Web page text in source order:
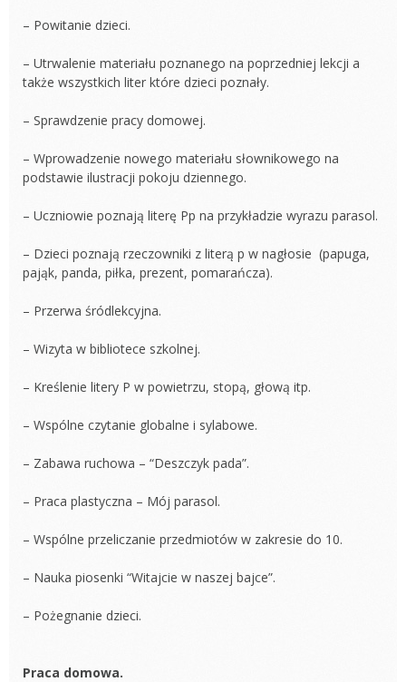
– Powitanie dzieci.
– Utrwalenie materiału poznanego na poprzedniej lekcji a
także wszystkich liter które dzieci poznały.
– Sprawdzenie pracy domowej.
– Wprowadzenie nowego materiału słownikowego na
podstawie ilustracji pokoju dziennego.
– Uczniowie poznają literę Pp na przykładzie wyrazu parasol.
– Dzieci poznają rzeczowniki z literą p w nagłosie (papuga,
pająk, panda, piłka, prezent, pomarańcza).
– Przerwa śródlekcyjna.
– Wizyta w bibliotece szkolnej.
– Kreślenie litery P w powietrzu, stopą, głową itp.
– Wspólne czytanie globalne i sylabowe.
– Zabawa ruchowa – “Deszczyk pada”.
– Praca plastyczna – Mój parasol.
– Wspólne przeliczanie przedmiotów w zakresie do 10.
– Nauka piosenki “Witajcie w naszej bajce”.
– Pożegnanie dzieci.
Praca domowa.